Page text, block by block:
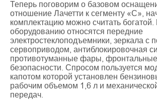
Теперь поговорим о базовом
отношение Лачетти к сегменту «С»,
комплектацию можно считать богатой.
оборудованию относятся передние
электростеклоподъемники, зеркала с
сервоприводом, антиблокировочная
противотуманные фары,
безопасности. Спросом пользуется
капотом которой установлен
рабочим объемом 1,6 л и
передач.